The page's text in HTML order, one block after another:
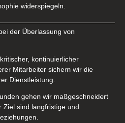
widerspiegeln.
der Überlassung von
kontinuierlicher
Mitarbeiter sichern wir die
Dienstleistung.
gehen wir maßgeschneidert
Ziel sind langfristige und